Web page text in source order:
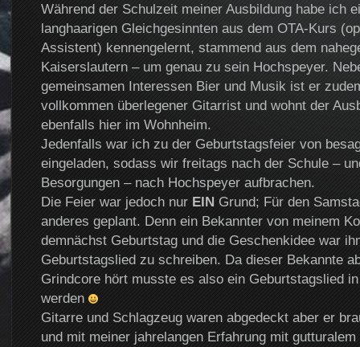
Während der Schulzeit meiner Ausbildung habe ich
langhaarigen Gleichgesinnten aus dem OTA-Kurs
Assistent) kennengelernt, stammend aus dem
Kaiserslautern – um genau zu sein Hochspeyer.
gemeinsamen Interessen Bier und Musik ist er
vollkommen überlegener Gitarrist und wohnt der
ebenfalls hier im Wohnheim.
Jedenfalls war ich zu der Geburtstagsfeier von
eingeladen, sodass wir freitags nach der Schule –
Besorgungen – nach Hochspeyer aufbrachen.
Die Feier war jedoch nur EINGrund; Für den
anderes geplant. Denn ein Bekannter von meinem
demnächst Geburtstag und die Geschenkidee war
Geburtstagslied zu schreiben. Da dieser Bekannte
Grindcore hört musste es also ein Geburtstagslied
werden
Gitarre und Schlagzeug waren abgedeckt aber er
und mit meiner jahrelangen Erfahrung mit